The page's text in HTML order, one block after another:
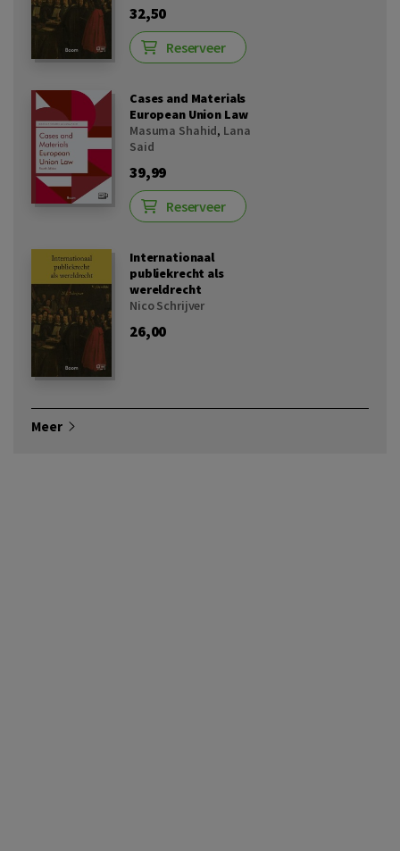
32,50
Reserveer
Cases and Materials
European Union Law
Masuma Shahid, Lana
Said
39,99
Reserveer
Internationaal
publiekrecht als
wereldrecht
Nico Schrijver
26,00
Meer